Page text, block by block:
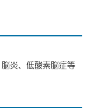
炎、低酸素脳症等